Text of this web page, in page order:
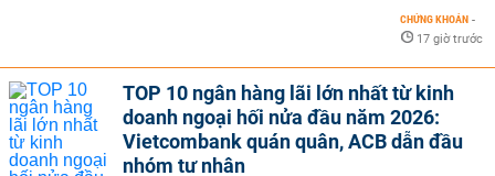
CHỨNG KHOÁN -
17 giờ trước
TOP 10 ngân hàng lãi lớn nhất từ kinh
doanh ngoại hối nửa đầu năm 2026:
Vietcombank quán quân, ACB dẫn đầu
nhóm tư nhân